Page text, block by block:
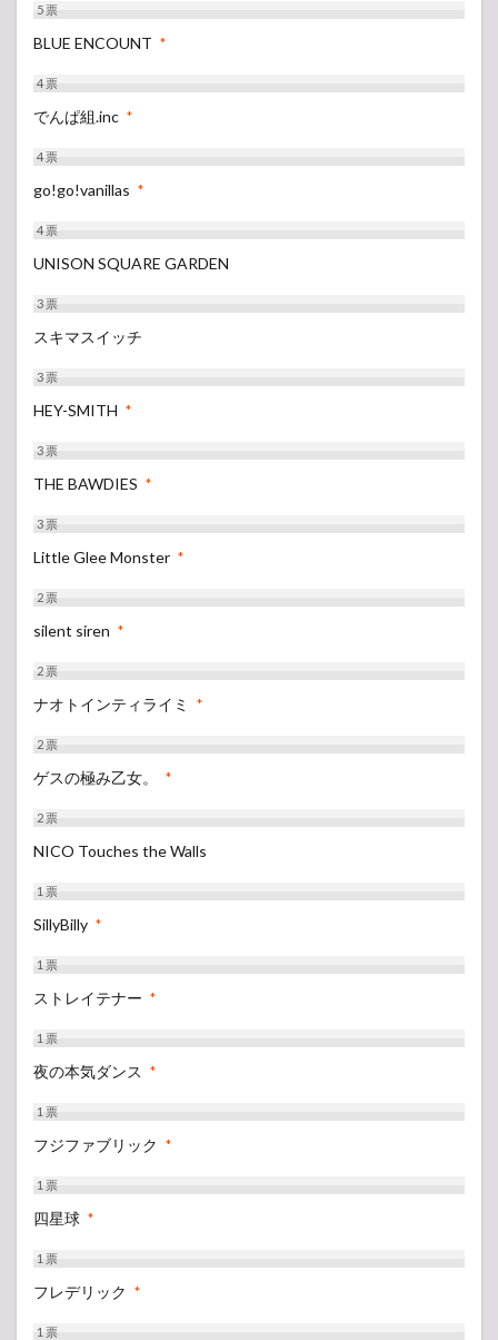
5票
BLUE ENCOUNT *
4票
でんぱ組.inc *
4票
go!go!vanillas *
4票
UNISON SQUARE GARDEN
3票
スキマスイッチ
3票
HEY-SMITH *
3票
THE BAWDIES *
3票
Little Glee Monster *
2票
silent siren *
2票
ナオトインティライミ *
2票
ゲスの極み乙女。 *
2票
NICO Touches the Walls
1票
SillyBilly *
1票
ストレイテナー *
1票
夜の本気ダンス *
1票
フジファブリック *
1票
四星球 *
1票
フレデリック *
1票